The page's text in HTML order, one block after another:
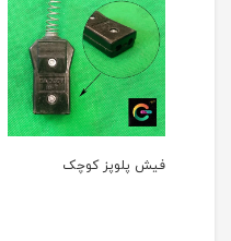
فیش پلوپز کوچک